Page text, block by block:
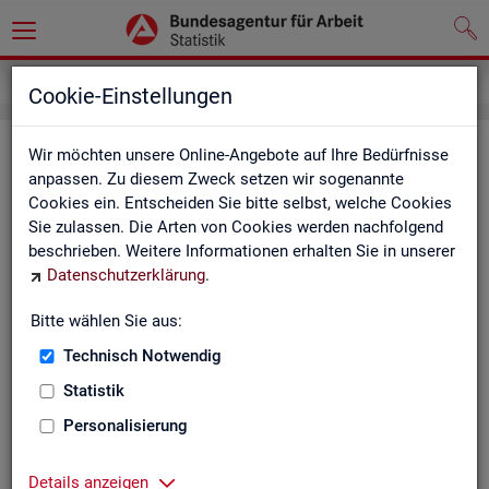
Cookie-Einstellungen
Wir möchten unsere Online-Angebote auf Ihre Bedürfnisse
anpassen. Zu diesem Zweck setzen wir sogenannte
Cookies ein. Entscheiden Sie bitte selbst, welche Cookies
Sie zulassen. Die Arten von Cookies werden nachfolgend
beschrieben. Weitere Informationen erhalten Sie in unserer
Datenschutzerklärung.
Bitte wählen Sie aus:
Technisch Notwendig
Statistik
Personalisierung
Details anzeigen
Im­pres­sum der Sta­tis­tik der Bun­
des­agen­tur für Ar­beit (BA)
In­for­ma­tio­nen über den Her­aus­ge­ber
Im­pres­sum der Bun­des­agen­tur für Ar­beit
Nut­zungs- und Be­zugs­be­din­gun­gen
Co­py­right und Mar­ken­schutz
Die In­hal­te des In­ter­net­auf­tritts der BA sowie die Pro­duk­te
der Sta­tis­tik der BA ste­hen im geis­ti­gen Ei­gen­tum der BA und